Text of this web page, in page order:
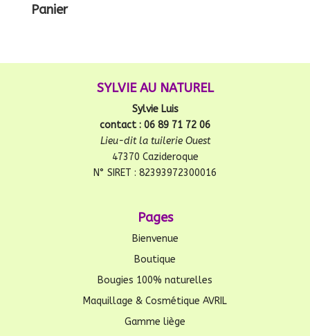
Panier
SYLVIE AU NATUREL
Sylvie Luis
contact : 06 89 71 72 06
Lieu-dit la tuilerie Ouest
47370 Cazideroque
N° SIRET : 82393972300016
Pages
Bienvenue
Boutique
Bougies 100% naturelles
Maquillage & Cosmétique AVRIL
Gamme liège